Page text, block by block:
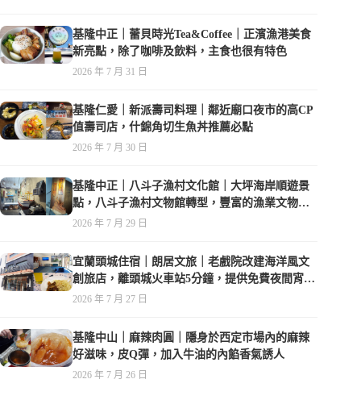
基隆中正｜蕾貝時光Tea&Coffee｜正濱漁港美食
新亮點，除了咖啡及飲料，主食也很有特色
2026 年 7 月 31 日
基隆仁愛｜新派壽司料理｜鄰近廟口夜市的高CP
值壽司店，什錦角切生魚丼推薦必點
2026 年 7 月 30 日
基隆中正｜八斗子漁村文化館｜大坪海岸順遊景
點，八斗子漁村文物館轉型，豐富的漁業文物，
值得走訪
2026 年 7 月 29 日
宜蘭頭城住宿｜朗居文旅｜老戲院改建海洋風文
創旅店，離頭城火車站5分鐘，提供免費夜間宵
夜，親子遊戲空間
2026 年 7 月 27 日
基隆中山｜麻辣肉圓｜隱身於西定市場內的麻辣
好滋味，皮Q彈，加入牛油的內餡香氣誘人
2026 年 7 月 26 日